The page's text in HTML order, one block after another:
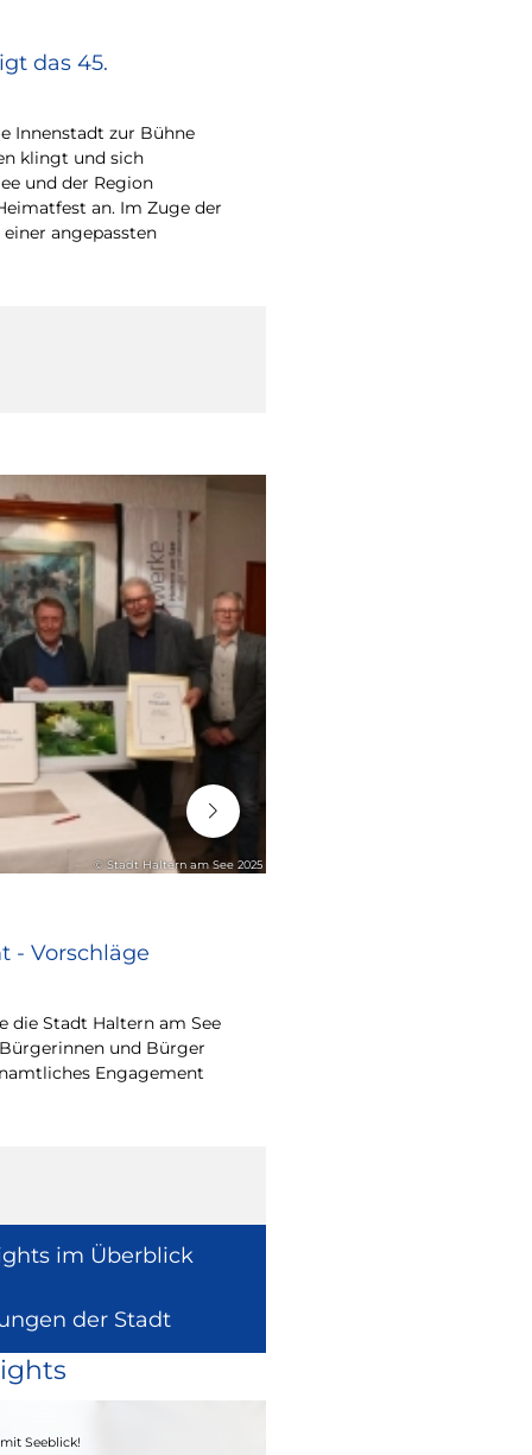
das 45.
Innenstadt zur Bühne
klingt und sich
und der Region
an. Im Zuge der
angepassten
© Stadt Haltern am See 2025
- Vorschläge
die Stadt Haltern am See
und Bürger
Engagement
im Überblick
der Stadt
Seeblick!